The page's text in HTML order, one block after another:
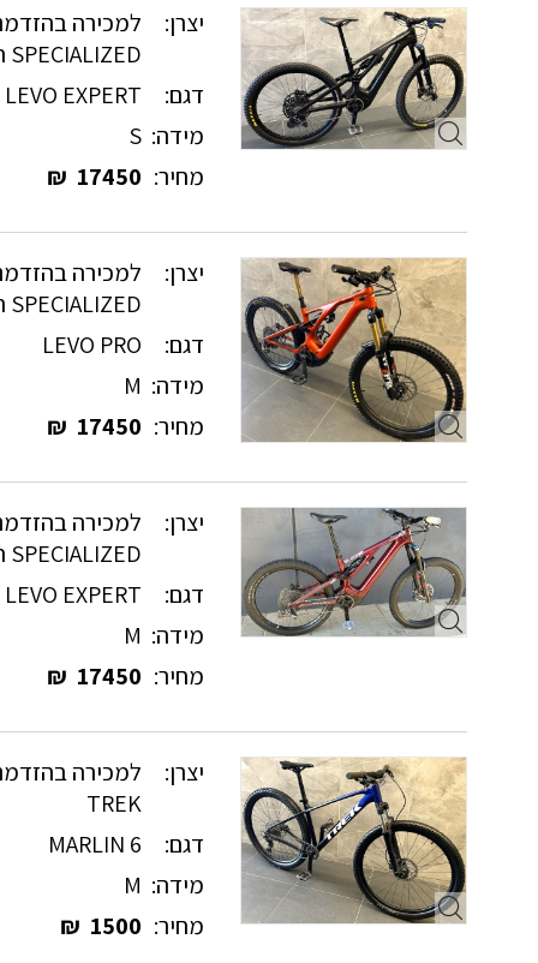
יצרן:
למכירה
SPECIALIZED חשמליים
דגם:
LEVO EXPERT
מידה:S
מחיר: 17450
₪
יצרן:
למכירה
SPECIALIZED חשמליים
דגם:
LEVO PRO
מידה: M
מחיר: 17450
₪
יצרן:
למכירה
SPECIALIZED חשמליים
דגם:
LEVO EXPERT
מידה: M
מחיר: 17450
₪
יצרן:
למכירה
TREK
דגם:
MARLIN 6
מידה: M
מחיר: 1500
₪